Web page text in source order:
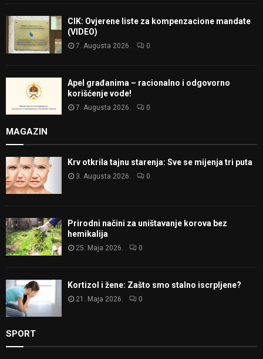
CIK: Ovjerene liste za kompenzacione mandate
(VIDEO)
7. Augusta 2026. 0
Apel građanima – racionalno i odgovorno
korišćenje vode!
7. Augusta 2026. 0
MAGAZIN
Krv otkrila tajnu starenja: Sve se mijenja tri puta
3. Augusta 2026. 0
Prirodni načini za uništavanje korova bez
hemikalija
25. Maja 2026. 0
Kortizol i žene: Zašto smo stalno iscrpljene?
21. Maja 2026. 0
SPORT